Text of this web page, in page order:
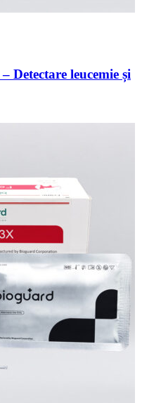
Detectare leucemie și